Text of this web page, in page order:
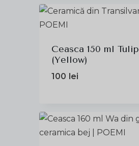
fost:
79lei.
Ceasca 150 ml Tulip
(Yellow)
100 lei